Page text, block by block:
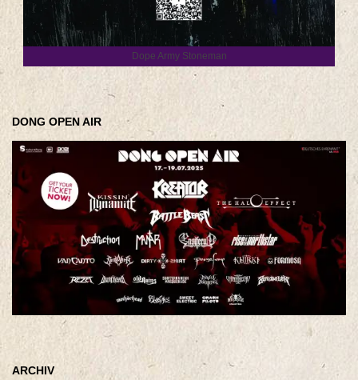
Dope Army Stoneman
DONG OPEN AIR
ARCHIV